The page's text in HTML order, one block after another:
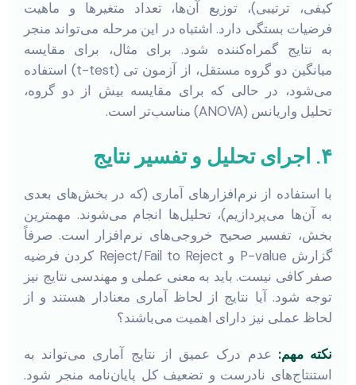
کیفی، ترتیبی)، توزیع آن‌ها، تعداد متغیرها و ماهیت
فرضیات بستگی دارد. اشتباه در این مرحله می‌تواند منجر
به نتایج گمراه‌کننده شود. برای مثال، برای مقایسه
میانگین دو گروه مستقل، از آزمون تی (t-test) استفاده
می‌شود، در حالی که برای مقایسه بیش از دو گروه،
تحلیل واریانس (ANOVA) مناسب‌تر است.
۴. اجرای تحلیل و تفسیر نتایج
با استفاده از نرم‌افزارهای آماری (که در بخش‌های بعدی
به آن‌ها می‌پردازیم)، تحلیل‌ها انجام می‌شوند. مهمترین
بخش، تفسیر صحیح خروجی‌های نرم‌افزار است. صرفاً
گزارش P-value و Reject/Fail to Reject کردن فرضیه
صفر کافی نیست. باید به معنی عملی و مهندسی نتایج نیز
توجه شود. آیا نتایج از لحاظ آماری معنادار هستند و از
لحاظ عملی نیز دارای اهمیت می‌باشند؟
نکته مهم: عدم درک عمیق از نتایج آماری می‌تواند به
استنتاج‌های نادرست و تضعیف کل پایان‌نامه منجر شود.